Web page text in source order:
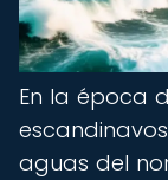
En la época
aguas del